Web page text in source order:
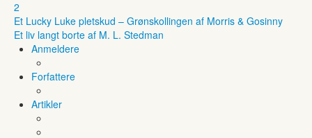
2
Et Lucky Luke pletskud – Grønskollingen af Morris & Gosinny
Et liv langt borte af M. L. Stedman
Anmeldere
Forfattere
Artikler